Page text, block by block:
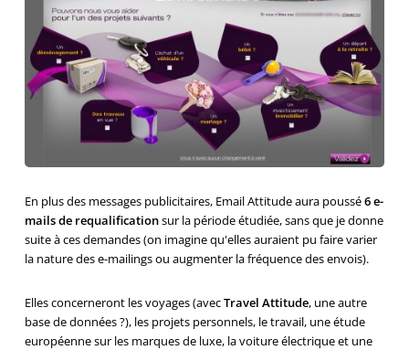
En plus des messages publicitaires, Email Attitude aura poussé6 e-
mails de requalificationsur la période étudiée, sans que je donne
suite à ces demandes (on imagine qu'elles auraient pu faire varier
la nature des e-mailings ou augmenter la fréquence des envois).
Elles concerneront les voyages (avecTravel Attitude, une autre
base de données ?), les projets personnels, le travail, une étude
européenne sur les marques de luxe, la voiture électrique et une